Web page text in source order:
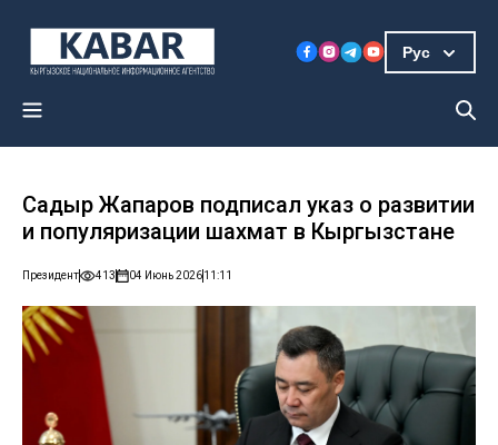
Рус
Садыр Жапаров подписал указ о развитии
и популяризации шахмат в Кыргызстане
Президент 413 04 Июнь 202611:11